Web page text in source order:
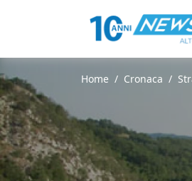
Home Cronaca